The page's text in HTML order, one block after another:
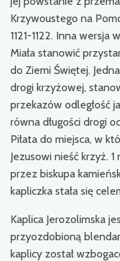
Krzywoustego na
1121-1122. Inna
Miała stanowić
do Ziemi Świętej.
drogi krzyżowej,
przekazów odległość
równa długości drogi
Piłata do miejsca, w
Jezusowi nieść krzyż. 1
przez biskupa
kapliczka stała się
Kaplica Jerozolimska
przyozdobioną
kaplicy został